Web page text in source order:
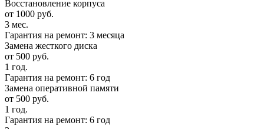
Восстановление корпуса
от 1000 руб.
3 мес.
Гарантия на ремонт: 3 месяца
Замена жесткого диска
от 500 руб.
1 год.
Гарантия на ремонт: 6 год
Замена оперативной памяти
от 500 руб.
1 год.
Гарантия на ремонт: 6 год